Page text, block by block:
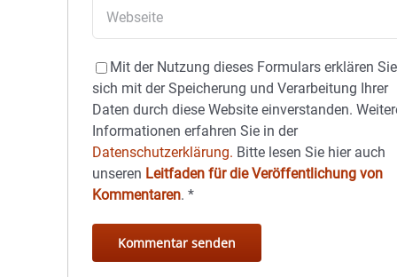
Mit der Nutzung dieses Formulars erklären Sie
sich mit der Speicherung und Verarbeitung Ihrer
Daten durch diese Website einverstanden.
Informationen erfahren Sie in der
Datenschutzerklärung. Bitte lesen Sie hier auch
unseren Leitfaden für die Veröffentlichung von
Kommentaren.*